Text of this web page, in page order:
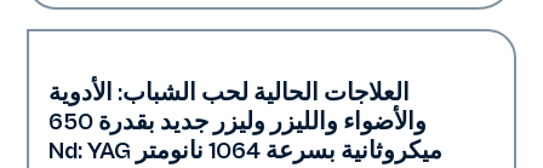
حب الشبابالعلاجات الحالية لحب الشباب: الأدوية
والأضواء والليزر وليزر جديد بقدرة 650
ميكروثانية بسرعة 1064 نانومتر Nd: YAG